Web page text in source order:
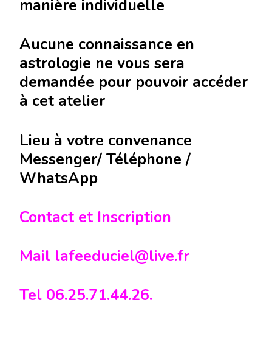
manière individuelle
Aucune connaissance en
astrologie ne vous sera
demandée pour pouvoir accéder
à cet atelier
Lieu à votre convenance
Messenger/ Téléphone /
WhatsApp
Contact et Inscription
Mail lafeeduciel@live.fr
Tel 06.25.71.44.26.